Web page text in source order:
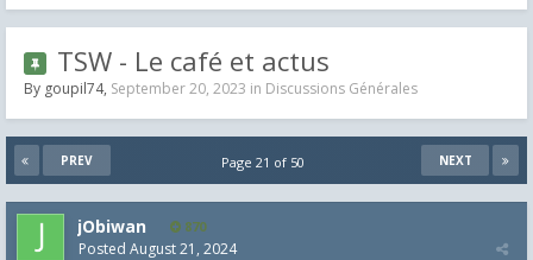
TSW - Le café et actus
By goupil74, September 20, 2023 in Discussions Générales
PREV NEXT
Page 21 of 50
jObiwan 870
Posted August 21, 2024